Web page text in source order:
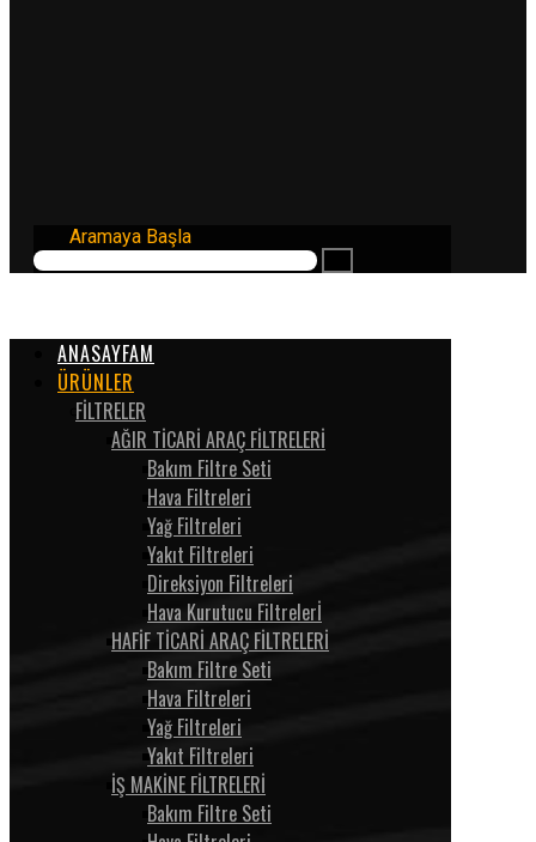
Aramaya Başla
ANASAYFAM
ÜRÜNLER
FİLTRELER
AĞIR TİCARİ ARAÇ FİLTRELERİ
Bakım Filtre Seti
Hava Filtreleri
Yağ Filtreleri
Yakıt Filtreleri
Direksiyon Filtreleri
Hava Kurutucu Filtrelerİ
HAFİF TİCARİ ARAÇ FİLTRELERİ
Bakım Filtre Seti
Hava Filtreleri
Yağ Filtreleri
Yakıt Filtreleri
İŞ MAKİNE FİLTRELERİ
Bakım Filtre Seti